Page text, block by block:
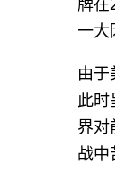
一大
由
此时
界对
战中